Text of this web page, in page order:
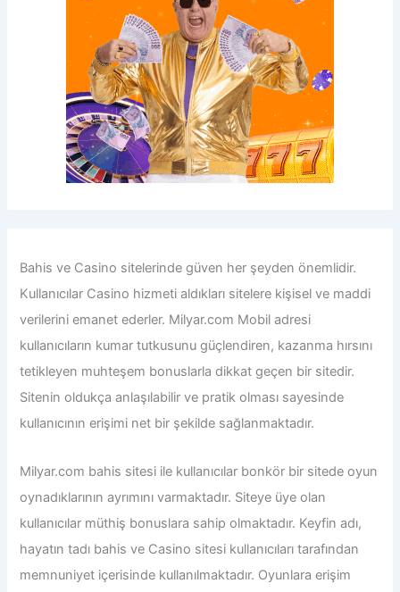
Bahis ve Casino sitelerinde güven her şeyden önemlidir.
Kullanıcılar Casino hizmeti aldıkları sitelere kişisel ve maddi
verilerini emanet ederler. Milyar.com Mobil adresi
kullanıcıların kumar tutkusunu güçlendiren, kazanma hırsını
tetikleyen muhteşem bonuslarla dikkat geçen bir sitedir.
Sitenin oldukça anlaşılabilir ve pratik olması sayesinde
kullanıcının erişimi net bir şekilde sağlanmaktadır.
Milyar.com bahis sitesi ile kullanıcılar bonkör bir sitede oyun
oynadıklarının ayrımını varmaktadır. Siteye üye olan
kullanıcılar müthiş bonuslara sahip olmaktadır. Keyfin adı,
hayatın tadı bahis ve Casino sitesi kullanıcıları tarafından
memnuniyet içerisinde kullanılmaktadır. Oyunlara erişim